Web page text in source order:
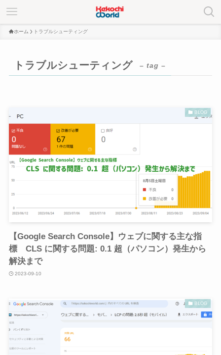
ホーム トラブルシューティング
トラブルシューティング – tag –
BLOG
【Google Search Console】ウェブに関する主な指
標 CLS に関する問題: 0.1 超（パソコン）発生から
解決まで
2023-09-10
BLOG